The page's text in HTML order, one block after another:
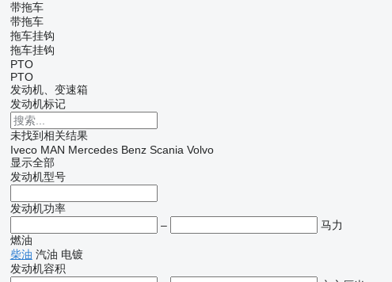
带拖车
带拖车
拖车挂钩
拖车挂钩
PTO
PTO
发动机、变速箱
发动机标记
未找到相关结果
Iveco MAN Mercedes Benz Scania Volvo
显示全部
发动机型号
发动机功率
–
马力
燃油
柴油 汽油 电镀
发动机容积